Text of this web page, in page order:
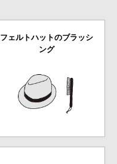
フェルトハットのブラッシ
ング